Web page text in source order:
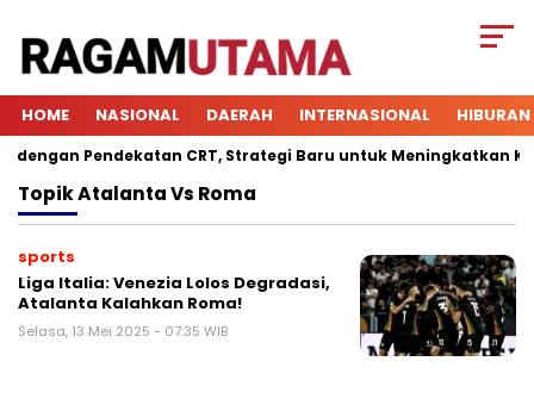
HOME NASIONAL DAERAH INTERNASIONAL HIBURAN
Pendekatan CRT, Strategi Baru untuk Meningkatkan
TopikAtalanta Vs Roma
sports
Liga Italia: Venezia Lolos Degradasi,
Atalanta Kalahkan Roma!
Selasa, 13 Mei 2025 - 07:35 WIB